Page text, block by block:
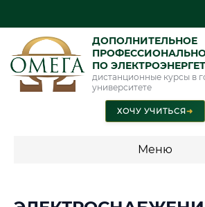
ДОПОЛНИТЕЛЬНОЕ
ПО
дистанционные курсы в
университете
ХОЧУ УЧИТЬСЯ➜
Меню